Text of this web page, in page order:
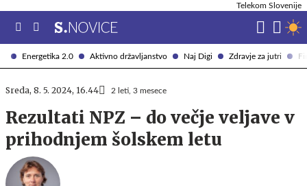
Energetika 2.0 Aktivno državljanstvo Naj Digi Zdravje za jutri
Telekom Slovenije
Sreda, 8. 5. 2024, 16.44 2 leti, 3 mesece
Rezultati NPZ – do večje veljave v
prihodnjem šolskem letu